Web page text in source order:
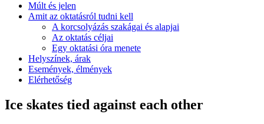
Múlt és jelen
Amit az oktatásról tudni kell
A korcsolyázás szakágai és alapjai
Az oktatás céljai
Egy oktatási óra menete
Helyszínek, árak
Események, élmények
Elérhetőség
Ice skates tied against each other